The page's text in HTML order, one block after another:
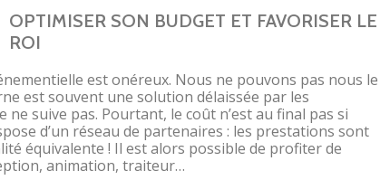
OPTIMISER SON BUDGET ET FAVORISER LE
ROI
est onéreux. Nous ne pouvons pas nous le
est souvent une solution délaissée par les
suive pas. Pourtant, le coût n’est au final pas si
d’un réseau de partenaires : les prestations sont
équivalente ! Il est alors possible de profiter de
animation, traiteur…